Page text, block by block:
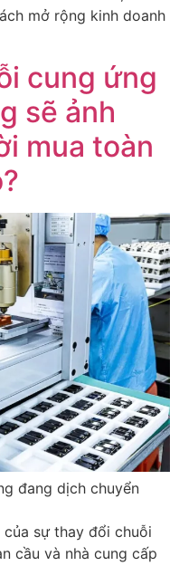
mở rộng kinh doanh
cung ứng
sẽ ảnh
mua toàn
đang dịch chuyển
sự thay đổi chuỗi
cầu và nhà cung cấp